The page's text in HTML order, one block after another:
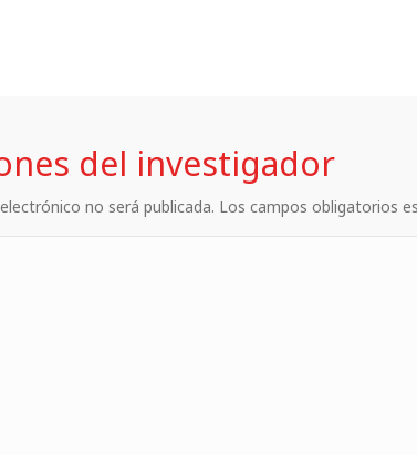
del investigador
no será publicada. Los campos obligatorios